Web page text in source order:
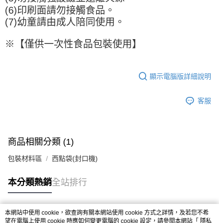
(6)印刷面請勿接觸食品。
(7)幼童請由成人陪同使用。
※【僅供一次性食品包裝使用】
顯示電腦版詳細說明
客服
商品相關分類 (1)
包裝材料區 西點袋(封口機)
本分類熱銷全站排行
熱門標籤
本網站中使用 cookie，欲查詢有關本網站使用 cookie 方式之詳情，及若您不希
望在電腦上使用 cookie 時應如何變更電腦的 cookie 設定，請參閱本網站「 隱私